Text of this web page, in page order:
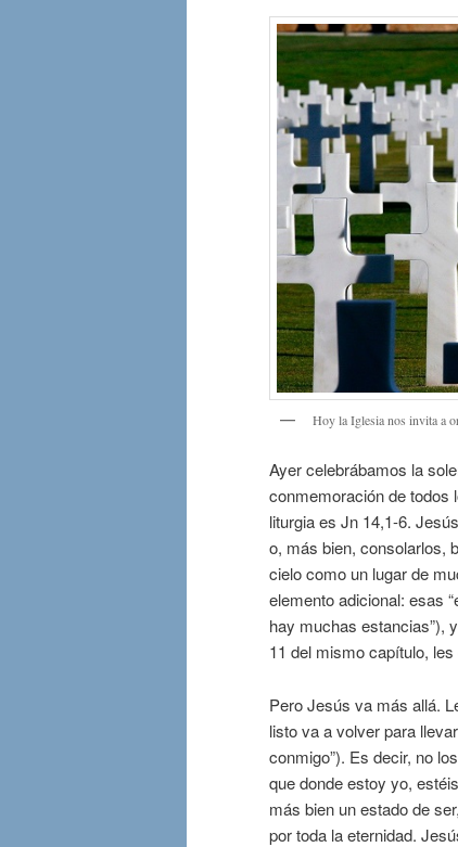
Hoy la Iglesia nos invita a
Ayer celebrábamos la
conmemoración de todos
liturgia es Jn 14,1-6.
o, más bien, consolarlos,
cielo como un lugar de
elemento adicional: esas
hay muchas estancias”),
11 del mismo capítulo,
Pero Jesús va más allá.
listo va a volver para
conmigo”). Es decir, no
que donde estoy yo,
más bien un estado de
por toda la eternidad.